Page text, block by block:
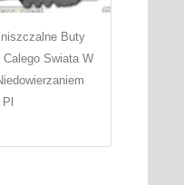
Buty
Swiata W